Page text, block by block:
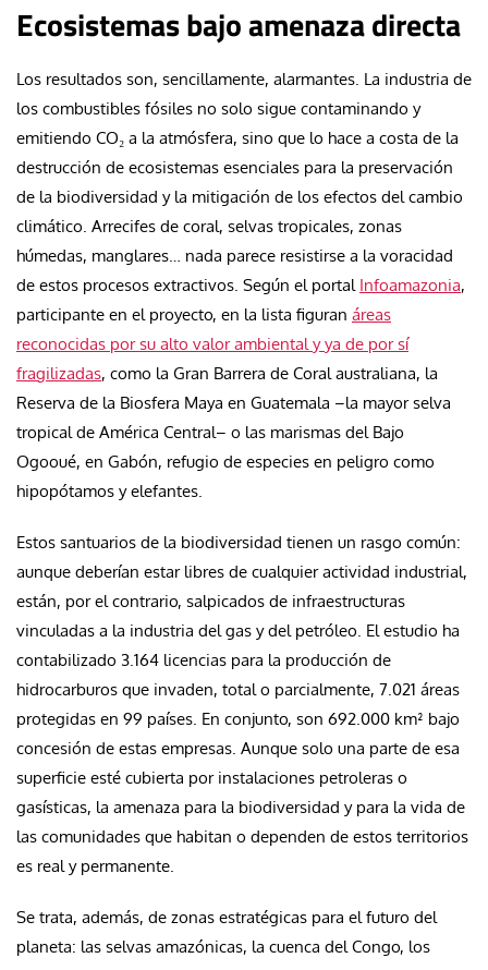
Ecosistemas bajo amenaza directa
Los resultados son, sencillamente, alarmantes. La industria de
los combustibles fósiles no solo sigue contaminando y
emitiendo CO₂ a la atmósfera, sino que lo hace a costa de la
destrucción de ecosistemas esenciales para la preservación
de la biodiversidad y la mitigación de los efectos del cambio
climático. Arrecifes de coral, selvas tropicales, zonas
húmedas, manglares… nada parece resistirse a la voracidad
de estos procesos extractivos. Según el portal Infoamazonia,
participante en el proyecto, en la lista figuran áreas
reconocidas por su alto valor ambiental y ya de por sí
fragilizadas, como la Gran Barrera de Coral australiana, la
Reserva de la Biosfera Maya en Guatemala –la mayor selva
tropical de América Central– o las marismas del Bajo
Ogooué, en Gabón, refugio de especies en peligro como
hipopótamos y elefantes.
Estos santuarios de la biodiversidad tienen un rasgo común:
aunque deberían estar libres de cualquier actividad industrial,
están, por el contrario, salpicados de infraestructuras
vinculadas a la industria del gas y del petróleo. El estudio ha
contabilizado 3.164 licencias para la producción de
hidrocarburos que invaden, total o parcialmente, 7.021 áreas
protegidas en 99 países. En conjunto, son 692.000 km² bajo
concesión de estas empresas. Aunque solo una parte de esa
superficie esté cubierta por instalaciones petroleras o
gasísticas, la amenaza para la biodiversidad y para la vida de
las comunidades que habitan o dependen de estos territorios
es real y permanente.
Se trata, además, de zonas estratégicas para el futuro del
planeta: las selvas amazónicas, la cuenca del Congo, los